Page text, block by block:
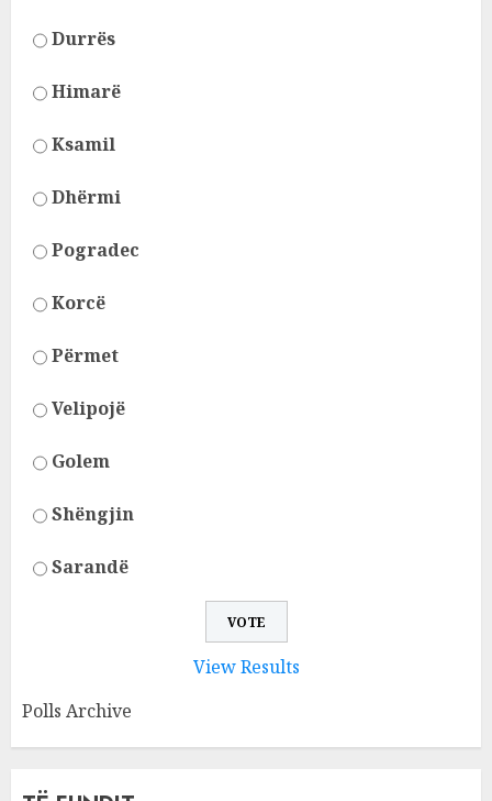
Durrës
Himarë
Ksamil
Dhërmi
Pogradec
Korcë
Përmet
Velipojë
Golem
Shëngjin
Sarandë
View Results
Polls Archive